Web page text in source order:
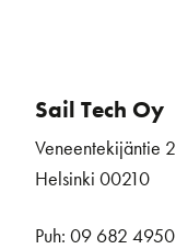
Sail Tech Oy
Veneentekijäntie 2
Helsinki 00210
Puh: 09 682 4950